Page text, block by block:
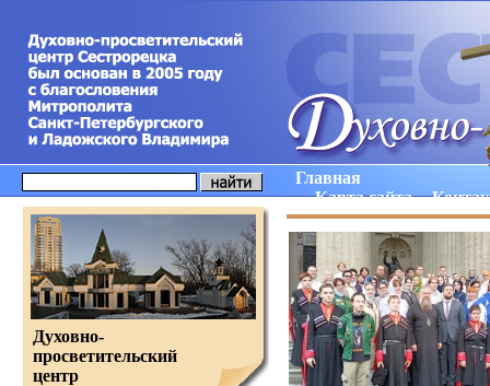
Главная
Карта сайта
Духовно-
просветительский
центр